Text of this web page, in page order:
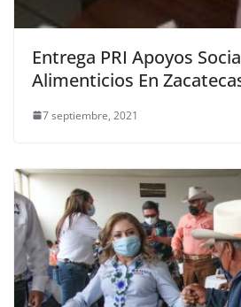
Entrega PRI Apoyos
Alimenticios En
7 septiembre, 2021